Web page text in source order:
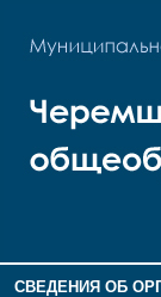
СВЕДЕНИЯ ОБ